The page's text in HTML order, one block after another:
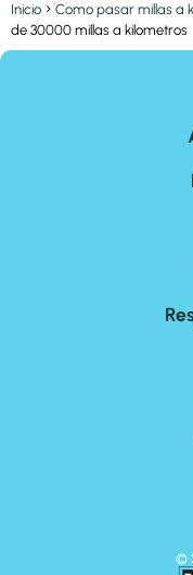
Inicio Como pasar millas a
de 30000 millas a kilometros
©